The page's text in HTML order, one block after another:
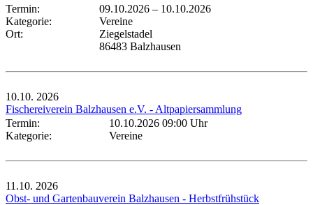
Termin:
09.10.2026 – 10.10.2026
Kategorie:
Vereine
Ort:
Ziegelstadel
86483 Balzhausen
10.10. 2026
Fischereiverein Balzhausen e.V. - Altpapiersammlung
Termin:
10.10.2026 09:00 Uhr
Kategorie:
Vereine
11.10. 2026
Obst- und Gartenbauverein Balzhausen - Herbstfrühstück